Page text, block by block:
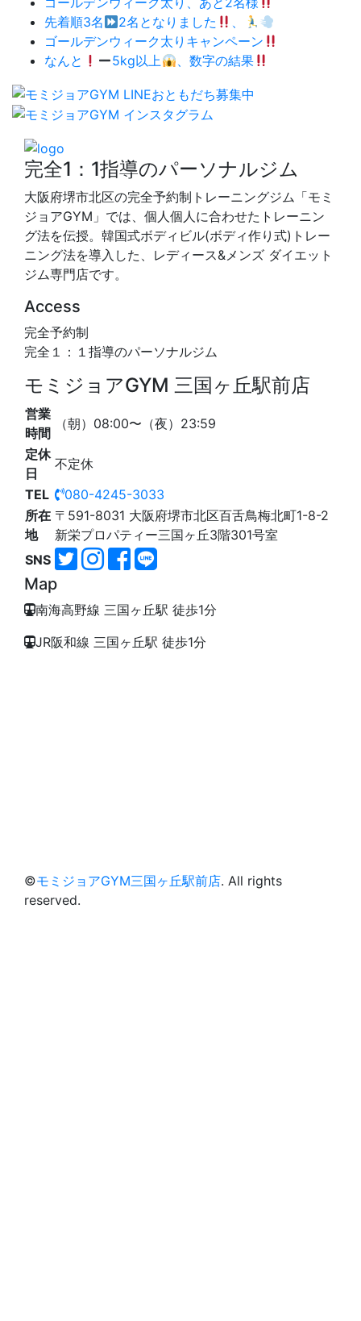
先着順3名
2名となりました
、
ゴールデンウィーク太りキャンペーン
なんと
5kg以上 、数字の結果
完全1：1指導のパーソナルジム
大阪府堺市北区の完全予約制トレーニングジム「モミ
ジョアGYM」では、個人個人に合わせたトレーニン
グ法を伝授。韓国式ボディビル(ボディ作り式)トレー
ニング法を導入した、レディース&メンズ ダイエット
ジム専門店です。
Access
完全予約制
完全１：１指導のパーソナルジム
モミジョアGYM 三国ヶ丘駅前店
営業
時間
（朝）08:00〜（夜）23:59
定休
日
不定休
TEL
080-4245-3033
所在
地
〒591-8031 大阪府堺市北区百舌鳥梅北町1-8-2
新栄プロパティー三国ヶ丘3階301号室
SNS
Map
南海高野線 三国ヶ丘駅 徒歩1分
JR阪和線 三国ヶ丘駅 徒歩1分
©モミジョアGYM三国ヶ丘駅前店. All rights
reserved.